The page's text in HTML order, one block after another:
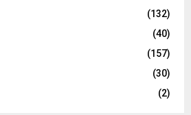
(132)
(40)
(157)
(30)
(2)